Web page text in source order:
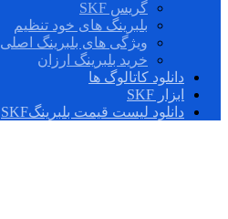
گریس SKF
بلبرینگ های خود تنظیم
ویژگی های بلبرینگ اصلی
خرید بلبرینگ ارزان
دانلود کاتالوگ ها
ابزار SKF
دانلود لیست قیمت بلبرینگSKF